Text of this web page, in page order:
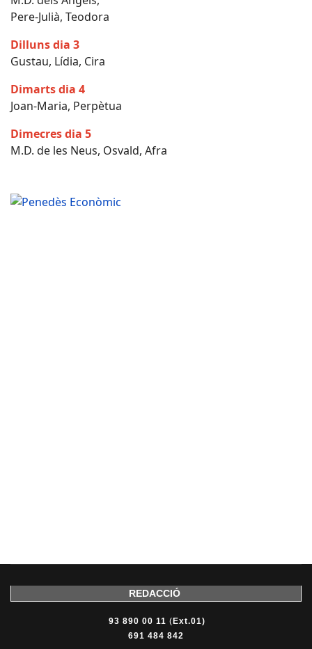
Pere-Julià, Teodora
Dilluns dia 3
Gustau, Lídia, Cira
Dimarts dia 4
Joan-Maria, Perpètua
Dimecres dia 5
M.D. de les Neus, Osvald, Afra
REDACCIÓ
93 890 00 11 ( Ext.01)
691 484 842